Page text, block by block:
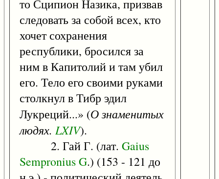
то Сципион Назика, призвав
следовать за собой всех, кто
хочет сохранения
республики, бросился за
ним в Капитолий и там убил
его. Тело его своими руками
столкнул в Тибр эдил
Лукреций...» (О знаменитых
людях. LXIV).
2. Гай Г. (лат. Gaius
SemproniusG.) (153 - 121 до